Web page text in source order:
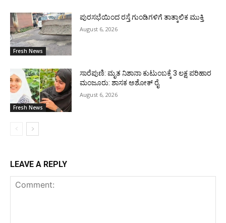
Fresh News
ಪುರಸಭೆಯಿಂದ ರಸ್ತೆ ಗುಂಡಿಗಳಿಗೆ ತಾತ್ಕಾಲಿಕ ಮುಕ್ತಿ
August 6, 2026
Fresh News
ಸಾರೆಪುಣಿ: ಮೃತ ನಿಶಾನಾ ಕುಟುಂಬಕ್ಕೆ 3 ಲಕ್ಷ ಪರಿಹಾರ
ಮಂಜೂರು: ಶಾಸಕ ಅಶೋಕ್ ರೈ
August 6, 2026
LEAVE A REPLY